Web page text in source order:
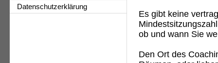
Datenschutzerklärung
Es gibt keine
ob und wann Sie
Den Ort des